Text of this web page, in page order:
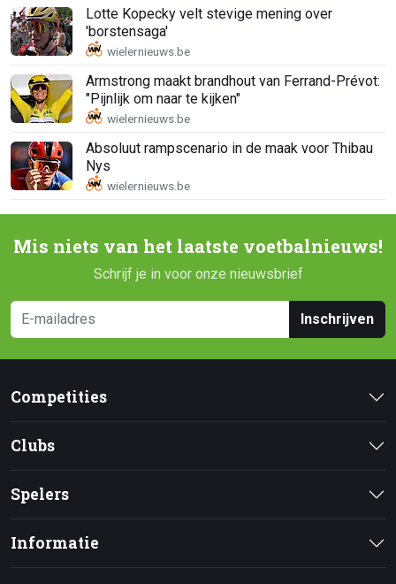
Lotte Kopecky velt stevige mening over
'borstensaga'
Armstrong maakt brandhout van Ferrand-Prévot:
"Pijnlijk om naar te kijken"
Absoluut rampscenario in de maak voor Thibau
Nys
Mis niets van het laatste voetbalnieuws!
Schrijf je in voor onze nieuwsbrief
Inschrijven
Competities
Clubs
Spelers
Informatie